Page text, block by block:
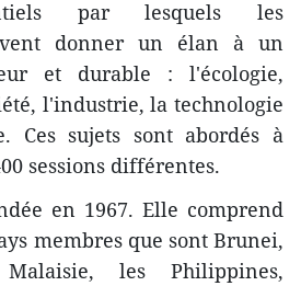
par lesquels les
donner un élan à un
et durable : l'écologie,
l'industrie, la technologie
Ces sujets sont abordés à
sessions différentes.
en 1967. Elle comprend
membres que sont Brunei,
les Philippines,